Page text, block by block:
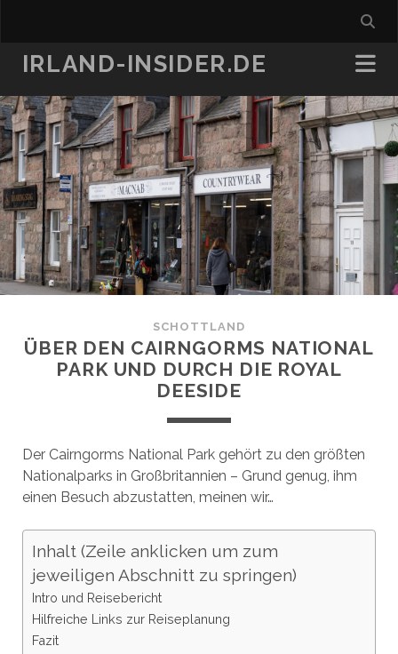
IRLAND-INSIDER.DE
SCHOTTLAND
ÜBER DEN CAIRNGORMS NATIONAL
PARK UND DURCH DIE ROYAL
DEESIDE
Der Cairngorms National Park gehört zu den größten
Nationalparks in Großbritannien – Grund genug, ihm
einen Besuch abzustatten, meinen wir…
Inhalt (Zeile anklicken um zum
jeweiligen Abschnitt zu springen)
Intro und Reisebericht
Hilfreiche Links zur Reiseplanung
Fazit